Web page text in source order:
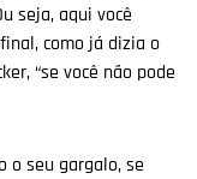
seja, aqui você
como já dizia o
“se você não pode
o seu gargalo, se